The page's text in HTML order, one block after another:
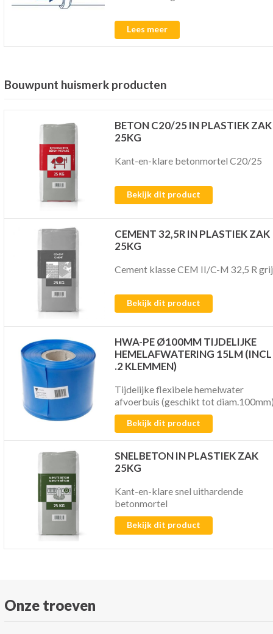
Lees meer
Bouwpunt huismerk producten
BETON C20/25 IN PLASTIEK ZAK
25KG
Kant-en-klare betonmortel C20/25
Bekijk dit product
CEMENT 32,5R IN PLASTIEK ZAK
25KG
Cement klasse CEM II/C-M 32,5 R
Bekijk dit product
HWA-PE Ø100MM TIJDELIJKE
HEMELAFWATERING 15LM (INCL
.2 KLEMMEN)
Tijdelijke flexibele hemelwater
afvoerbuis (geschikt tot
Bekijk dit product
SNELBETON IN PLASTIEK ZAK
25KG
Kant-en-klare snel uithardende
betonmortel
Bekijk dit product
Onze troeven